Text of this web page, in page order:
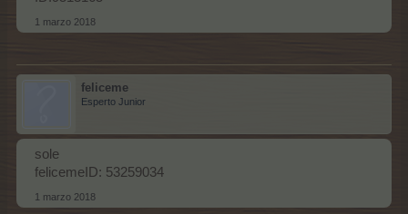
1 marzo 2018
feliceme
Esperto Junior
sole
felicemeID: 53259034
1 marzo 2018